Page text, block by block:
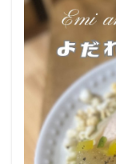
2
このレ
シピを
考案し
人：
ようこ
❤